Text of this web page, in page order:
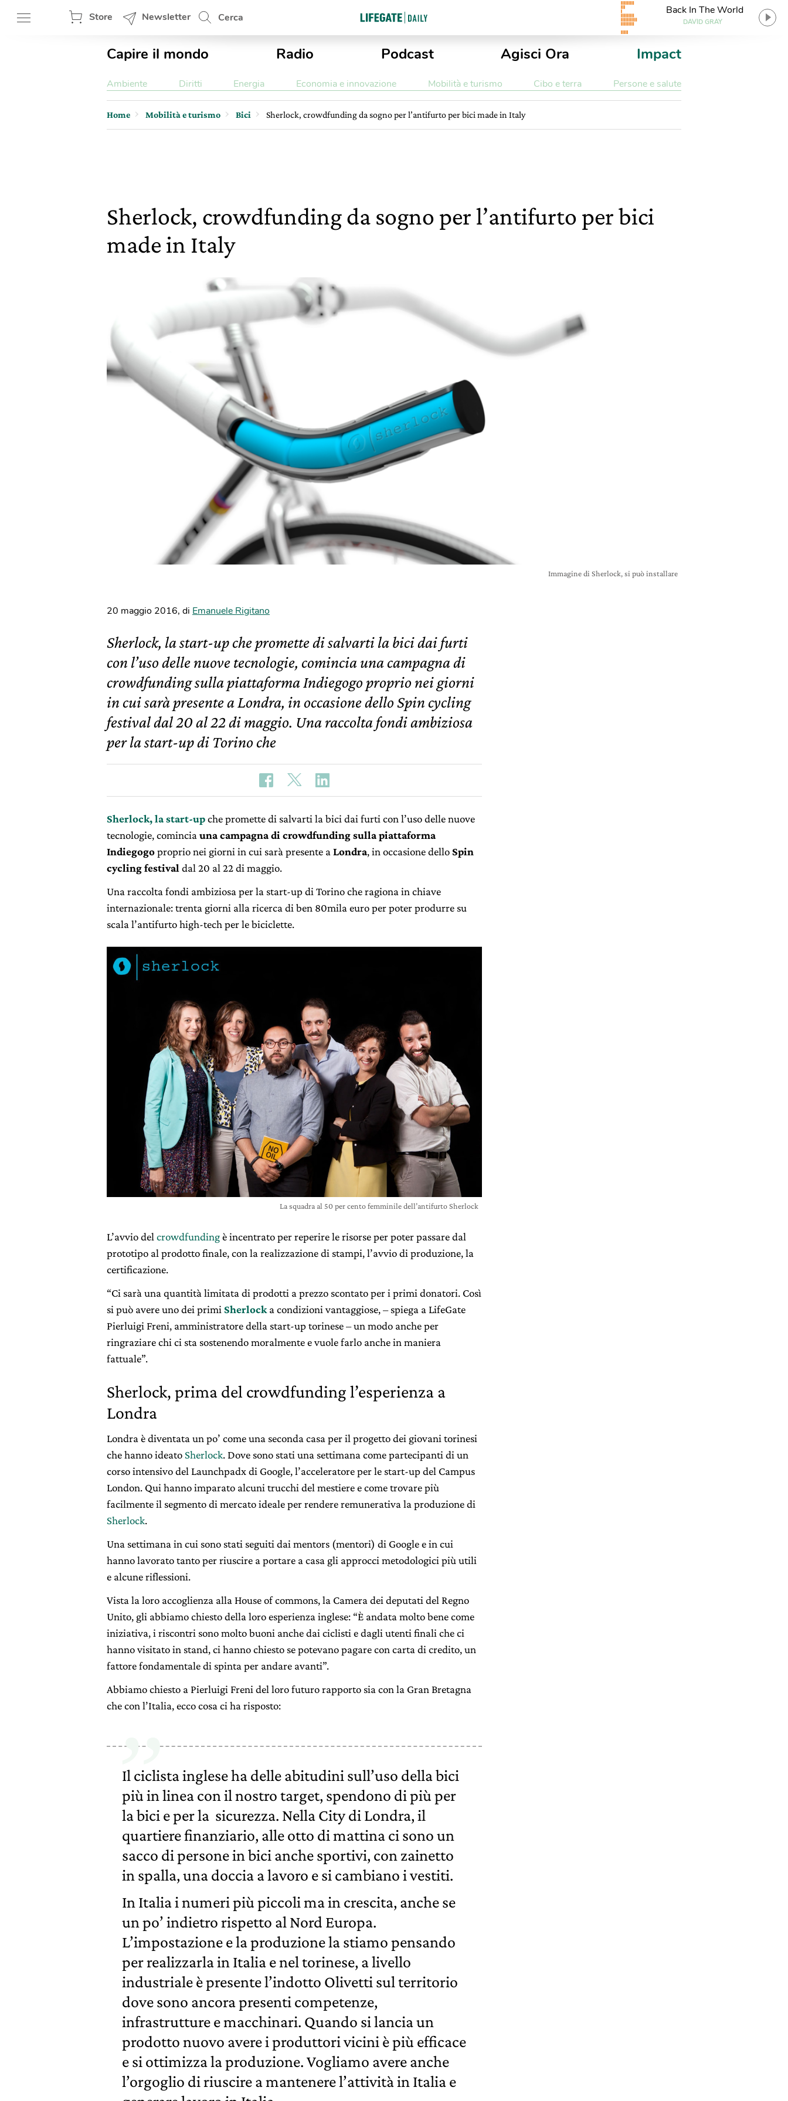
Store Newsletter Cerca
Back In The World
DAVID GRAY
Capire il mondo Radio Podcast Agisci Ora Impact
Ambiente Diritti Energia Economia e innovazione Mobilità e turismo Cibo e terra Persone e salute
Home Mobilità e turismo Bici Sherlock, crowdfunding da sogno per l’antifurto per bici made in Italy
Sherlock, crowdfunding da sogno per l’antifurto per bici
made in Italy
Immagine di Sherlock, si può installare
20 maggio 2016, di Emanuele Rigitano
Sherlock, la start-up che promette di salvarti la bici dai furti
con l’uso delle nuove tecnologie, comincia una campagna di
crowdfunding sulla piattaforma Indiegogo proprio nei giorni
in cui sarà presente a Londra, in occasione dello Spin cycling
festival dal 20 al 22 di maggio. Una raccolta fondi ambiziosa
per la start-up di Torino che
Sherlock, la start-upche promette di salvarti la bici dai furti con l’uso delle nuove
tecnologie, comincia una campagna di crowdfunding sulla piattaforma
Indiegogoproprio nei giorni in cui sarà presente a Londra, in occasione dello Spin
cycling festival dal 20 al 22 di maggio.
Una raccolta fondi ambiziosa per la start-up di Torino che ragiona in chiave
internazionale: trenta giorni alla ricerca di ben 80mila euro per poter produrre su
scala l’antifurto high-tech per le biciclette.
La squadra al 50 per cento femminile dell’antifurto Sherlock
L’avvio del crowdfundingè incentrato per reperire le risorse per poter passare dal
prototipo al prodotto finale, con la realizzazione di stampi, l’avvio di produzione, la
certificazione.
“Ci sarà una quantità limitata di prodotti a prezzo scontato per i primi donatori. Così
si può avere uno dei primi Sherlock a condizioni vantaggiose, – spiega a LifeGate
Pierluigi Freni, amministratore della start-up torinese – un modo anche per
ringraziare chi ci sta sostenendo moralmente e vuole farlo anche in maniera
fattuale”.
Sherlock, prima del crowdfunding l’esperienza a
Londra
Londra è diventata un po’ come una seconda casa per il progetto dei giovani torinesi
che hanno ideato Sherlock. Dove sono stati una settimana come partecipanti di un
corso intensivo del Launchpadx di Google, l’acceleratore per le start-up del Campus
London. Qui hanno imparato alcuni trucchi del mestiere e come trovare più
facilmente il segmento di mercato ideale per rendere remunerativa la produzione di
Sherlock.
Una settimana in cui sono stati seguiti dai mentors (mentori) di Google e in cui
hanno lavorato tanto per riuscire a portare a casa gli approcci metodologici più utili
e alcune riflessioni.
Vista la loro accoglienza alla House of commons, la Camera dei deputati del Regno
Unito, gli abbiamo chiesto della loro esperienza inglese: “È andata molto bene come
iniziativa, i riscontri sono molto buoni anche dai ciclisti e dagli utenti finali che ci
hanno visitato in stand, ci hanno chiesto se potevano pagare con carta di credito, un
fattore fondamentale di spinta per andare avanti”.
Abbiamo chiesto a Pierluigi Freni del loro futuro rapporto sia con la Gran Bretagna
che con l’Italia, ecco cosa ci ha risposto:
Il ciclista inglese ha delle abitudini sull’uso della bici
più in linea con il nostro target, spendono di più per
la bici e per la sicurezza. Nella City di Londra, il
quartiere finanziario, alle otto di mattina ci sono un
sacco di persone in bici anche sportivi, con zainetto
in spalla, una doccia a lavoro e si cambiano i vestiti.
In Italia i numeri più piccoli ma in crescita, anche se
un po’ indietro rispetto al Nord Europa.
L’impostazione e la produzione la stiamo pensando
per realizzarla in Italia e nel torinese, a livello
industriale è presente l’indotto Olivetti sul territorio
dove sono ancora presenti competenze,
infrastrutture e macchinari. Quando si lancia un
prodotto nuovo avere i produttori vicini è più efficace
e si ottimizza la produzione. Vogliamo avere anche
l’orgoglio di riuscire a mantenere l’attività in Italia e